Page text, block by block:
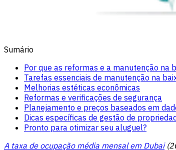
Sumário
Por que as reformas e a manutenção na
Tarefas essenciais de manutenção na
Melhorias estéticas econômicas
Reformas e verificações de segurança
Planejamento e preços baseados em
Dicas específicas de gestão de
Pronto para otimizar seu aluguel?
A taxa de ocupação média mensal em Dubai